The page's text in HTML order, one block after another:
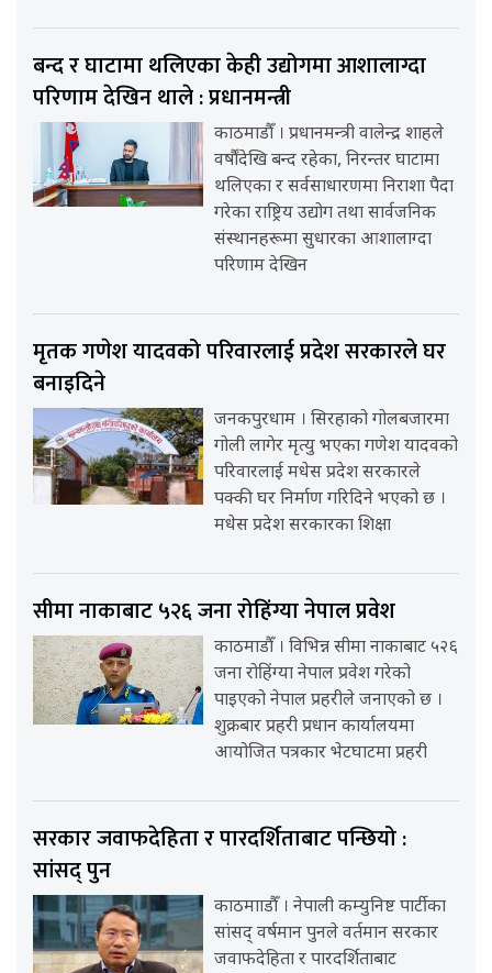
बन्द र घाटामा थलिएका केही उद्योगमा आशालाग्दा
परिणाम देखिन थाले : प्रधानमन्त्री
काठमाडौँ । प्रधानमन्त्री वालेन्द्र शाहले
वर्षौंदेखि बन्द रहेका, निरन्तर घाटामा
थलिएका र सर्वसाधारणमा निराशा पैदा
गरेका राष्ट्रिय उद्योग तथा सार्वजनिक
संस्थानहरूमा सुधारका आशालाग्दा
परिणाम देखिन
मृतक गणेश यादवको परिवारलाई प्रदेश सरकारले घर
बनाइदिने
जनकपुरधाम । सिरहाको गोलबजारमा
गोली लागेर मृत्यु भएका गणेश यादवको
परिवारलाई मधेस प्रदेश सरकारले
पक्की घर निर्माण गरिदिने भएको छ ।
मधेस प्रदेश सरकारका शिक्षा
सीमा नाकाबाट ५२६ जना रोहिंग्या नेपाल प्रवेश
काठमाडौँ । विभिन्न सीमा नाकाबाट ५२६
जना रोहिंग्या नेपाल प्रवेश गरेको
पाइएको नेपाल प्रहरीले जनाएको छ ।
शुक्रबार प्रहरी प्रधान कार्यालयमा
आयोजित पत्रकार भेटघाटमा प्रहरी
सरकार जवाफदेहिता र पारदर्शिताबाट पन्छियो :
सांसद् पुन
काठमााडौँ । नेपाली कम्युनिष्ट पार्टीका
सांसद् वर्षमान पुनले वर्तमान सरकार
जवाफदेहिता र पारदर्शिताबाट